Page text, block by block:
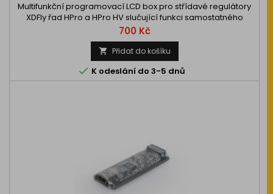
Multifunkční programovací LCD box pro střídavé regulátory
XDFly řad HPro a HPro HV slučující funkci samostatného
programátoru, servotesteru, měřiče šířky impulsů a
frekvence PWM servo signálu modulu…
Cena
700 Kč
 Přidat do košíku
 K odeslání do 3-5 dnů